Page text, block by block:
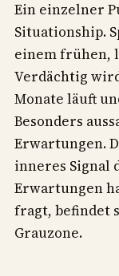
Ein einzelner
Situationship.
einem frühen,
Verdächtig
Monate läuft
Besonders
Erwartungen.
inneres Signal
Erwartungen
fragt, befindet
Grauzone.